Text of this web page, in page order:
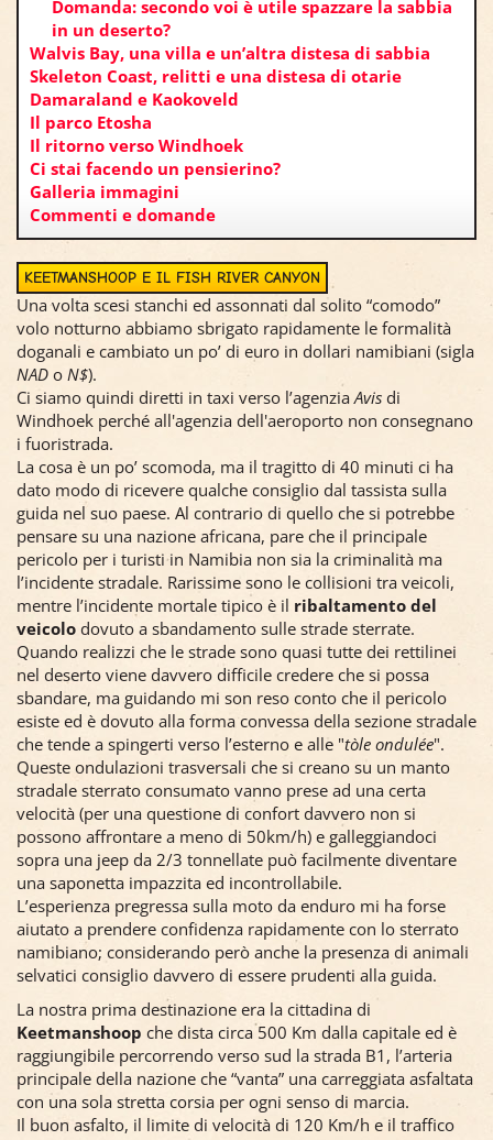
Domanda: secondo voi è utile spazzare la sabbia
in un deserto?
Walvis Bay, una villa e un’altra distesa di sabbia
Skeleton Coast, relitti e una distesa di otarie
Damaraland e Kaokoveld
Il parco Etosha
Il ritorno verso Windhoek
Ci stai facendo un pensierino?
Galleria immagini
Commenti e domande
KEETMANSHOOP E IL FISH RIVER CANYON
Una volta scesi stanchi ed assonnati dal solito “comodo”
volo notturno abbiamo sbrigato rapidamente le formalità
doganali e cambiato un po’ di euro in dollari namibiani (sigla
NAD o N$).
Ci siamo quindi diretti in taxi verso l’agenzia Avis di
Windhoek perché all'agenzia dell'aeroporto non consegnano
i fuoristrada.
La cosa è un po’ scomoda, ma il tragitto di 40 minuti ci ha
dato modo di ricevere qualche consiglio dal tassista sulla
guida nel suo paese. Al contrario di quello che si potrebbe
pensare su una nazione africana, pare che il principale
pericolo per i turisti in Namibia non sia la criminalità ma
l’incidente stradale. Rarissime sono le collisioni tra veicoli,
mentre l’incidente mortale tipico è il ribaltamento del
veicolo dovuto a sbandamento sulle strade sterrate.
Quando realizzi che le strade sono quasi tutte dei rettilinei
nel deserto viene davvero difficile credere che si possa
sbandare, ma guidando mi son reso conto che il pericolo
esiste ed è dovuto alla forma convessa della sezione stradale
che tende a spingerti verso l’esterno e alle "tòle ondulée".
Queste ondulazioni trasversali che si creano su un manto
stradale sterrato consumato vanno prese ad una certa
velocità (per una questione di confort davvero non si
possono affrontare a meno di 50km/h) e galleggiandoci
sopra una jeep da 2/3 tonnellate può facilmente diventare
una saponetta impazzita ed incontrollabile.
L’esperienza pregressa sulla moto da enduro mi ha forse
aiutato a prendere confidenza rapidamente con lo sterrato
namibiano; considerando però anche la presenza di animali
selvatici consiglio davvero di essere prudenti alla guida.
La nostra prima destinazione era la cittadina di
Keetmanshoop che dista circa 500 Km dalla capitale ed è
raggiungibile percorrendo verso sud la strada B1, l’arteria
principale della nazione che “vanta” una carreggiata asfaltata
con una sola stretta corsia per ogni senso di marcia.
Il buon asfalto, il limite di velocità di 120 Km/h e il traffico